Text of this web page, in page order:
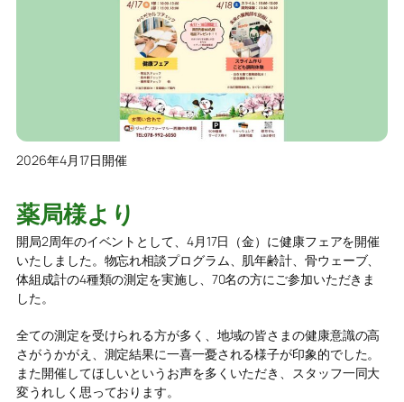
2026年4月17日開催
薬局様より
開局2周年のイベントとして、4月17日（金）に健康フェアを開催
いたしました。物忘れ相談プログラム、肌年齢計、骨ウェーブ、
体組成計の4種類の測定を実施し、70名の方にご参加いただきま
した。
全ての測定を受けられる方が多く、地域の皆さまの健康意識の高
さがうかがえ、測定結果に一喜一憂される様子が印象的でした。
また開催してほしいというお声を多くいただき、スタッフ一同大
変うれしく思っております。